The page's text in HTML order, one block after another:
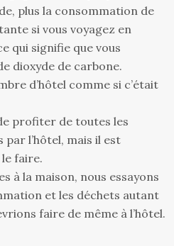
plus la consommation de
si vous voyagez en
qui signifie que vous
dioxyde de carbone.
d’hôtel comme si c’était
profiter de toutes les
l’hôtel, mais il est
faire.
à la maison, nous essayons
et les déchets autant
faire de même à l’hôtel.